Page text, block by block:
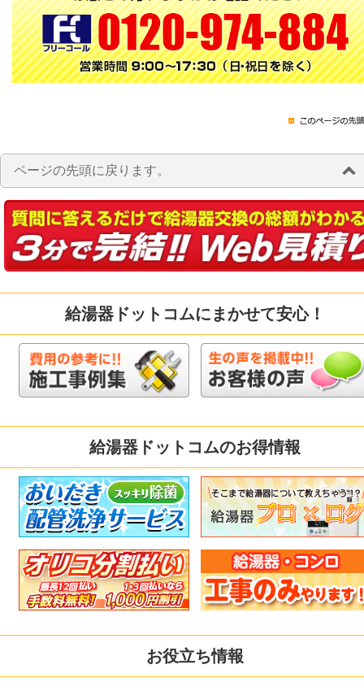
ページの先頭に戻ります。
給湯器ドットコムにまかせて安心！
給湯器ドットコムのお得情報
お役立ち情報